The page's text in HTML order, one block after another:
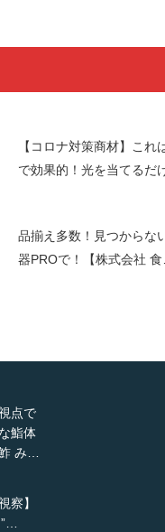
【コロナ対策商材】これ
で効果的！光を当てるだ
品揃え多数！見つからな
器PROで！【株式会社
点で
鮨体
み…
察】